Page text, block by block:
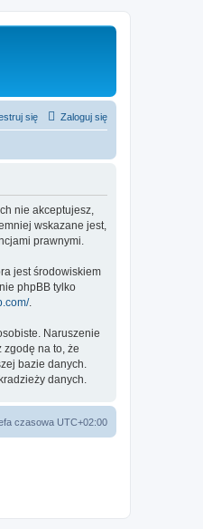
Zaloguj się
się
nie akceptujesz,
wskazane jest,
prawnymi.
jest środowiskiem
phpBB tylko
.
Naruszenie
zgodę na to, że
bazie danych.
danych.
czasowa UTC+02:00